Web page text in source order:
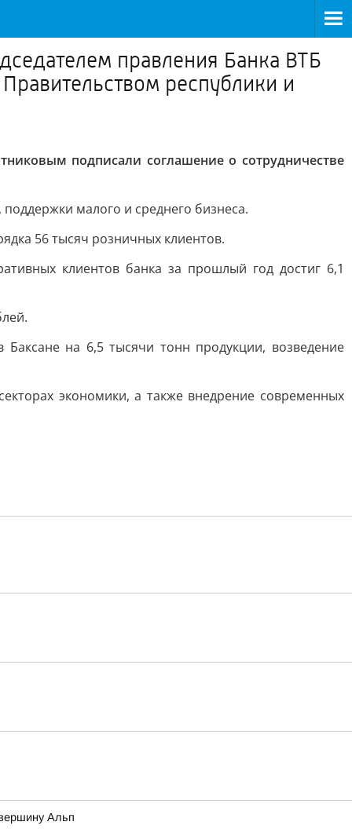
правления Банка ВТБ
республики и
подписали соглашение о сотрудничестве
малого и среднего бизнеса.
56 тысяч розничных клиентов.
клиентов банка за прошлый год достиг 6,1
на 6,5 тысячи тонн продукции, возведение
экономики, а также внедрение современных
Альп